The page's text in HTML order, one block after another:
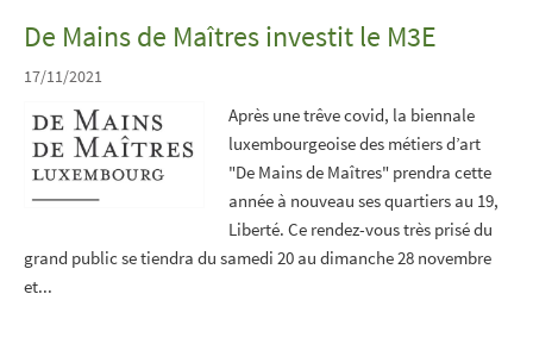
De Mains de Maîtres investit le M3E
17/11/2021
Après une trêve covid, la biennale
luxembourgeoise des métiers d’art
"De Mains de Maîtres" prendra cette
année à nouveau ses quartiers au 19,
Liberté. Ce rendez-vous très prisé du
grand public se tiendra du samedi 20 au dimanche 28 novembre
et...